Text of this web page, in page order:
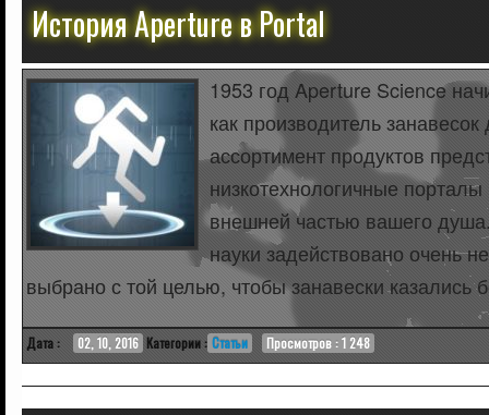
История Aperture в Portal
1953 год Aperture Science
как производитель
ассортимент продуктов
низкотехнологичные
внешней частью вашего
науки задействовано очень
выбрано с той целью, чтобы занавески казались
Дата : 02, 10, 2016 Категории : Статьи Просмотров : 1 248